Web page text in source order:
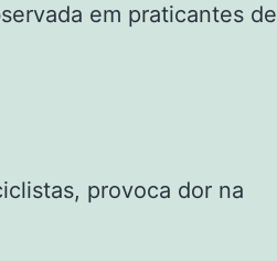
em praticantes de
provoca dor na